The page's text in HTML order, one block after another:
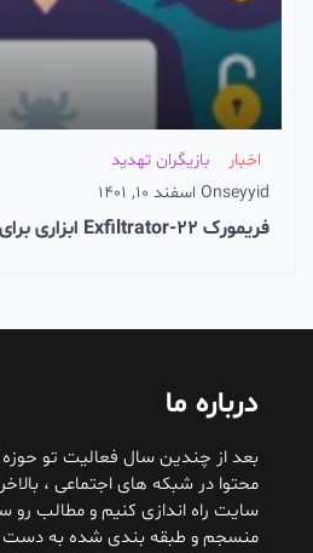
بازیگران تهدید
seyyid
On اسفند 10, 1401
فریمورک Exfiltrator-22 ابزاری برای توزیع باج افزار
درباره ما
بعد از چندین سال فعالیت تو حوزه
محتوا در شبکه های اجتماعی ، بالاخره
سایت راه اندازی کنیم و مطالب رو
منسجم و طبقه بندی شده به دست